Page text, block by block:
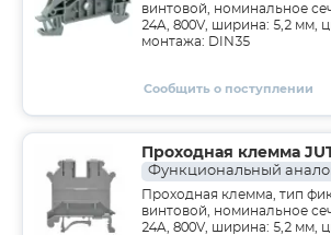
винтовой, номинальное
24A, 800V, ширина: 5,2 мм,
монтажа: DIN35
Сообщить о поступлении
Проходная клемма
Функциональный
Проходная клемма, тип
винтовой, номинальное
24A, 800V, ширина: 5,2 мм,